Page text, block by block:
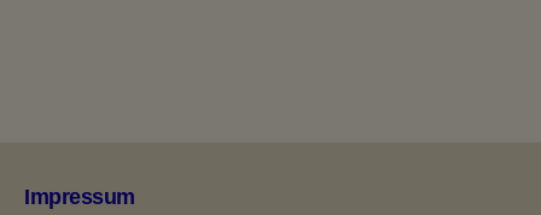
Impressum